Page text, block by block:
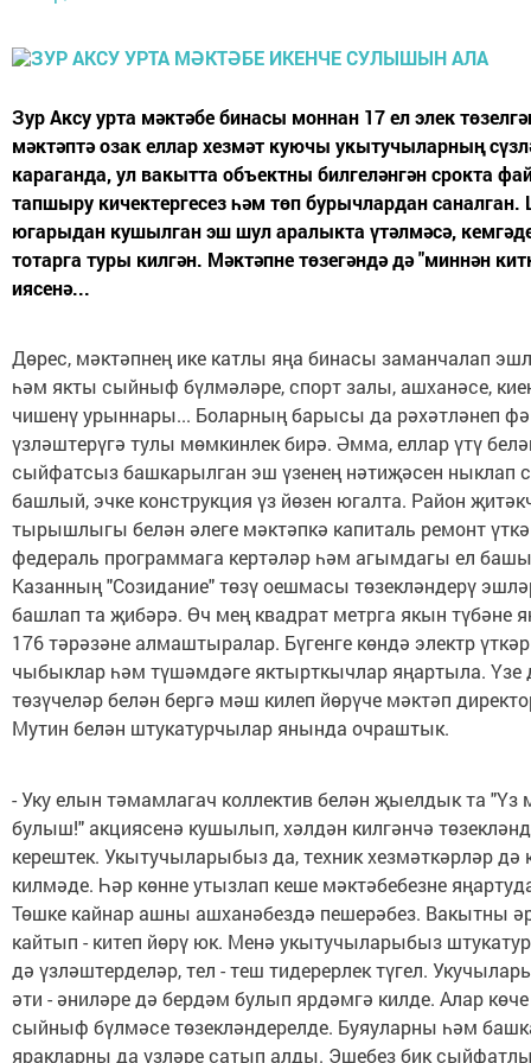
Зур Аксу урта мәктәбе бинасы моннан 17 ел элек
мәктәптә озак еллар хезмәт куючы укытучыларның
караганда, ул вакытта объектны билгеләнгән срокта
тапшыру кичектергесез һәм төп бурычлардан саналган.
югарыдан кушылган эш шул аралыкта үтәлмәсә,
тотарга туры килгән. Мәктәпне төзегәндә дә "миннән
иясенә...
Дөрес, мәктәпнең ике катлы яңа бинасы заманчалап
һәм якты сыйныф бүлмәләре, спорт залы, ашханәсе,
чишенү урыннары... Боларның барысы да рәхәтләнеп
үзләштерүгә тулы мөмкинлек бирә. Әмма, еллар үтү
сыйфатсыз башкарылган эш үзенең нәтиҗәсен ныклап
башлый, эчке конструкция үз йөзен югалта. Район
тырышлыгы белән әлеге мәктәпкә капиталь ремонт
федераль программага кертәләр һәм агымдагы ел
Казанның "Созидание" төзү оешмасы төзекләндерү
башлап та җибәрә. Өч мең квадрат метрга якын түбәне
176 тәрәзәне алмаштыралар. Бүгенге көндә электр
чыбыклар һәм түшәмдәге яктырткычлар яңартыла. Үзе
төзүчеләр белән бергә мәш килеп йөрүче мәктәп
Мутин белән штукатурчылар янында очраштык.
- Уку елын тәмамлагач коллектив белән җыелдык та "Үз
булыш!" акциясенә кушылып, хәлдән килгәнчә
керештек. Укытучыларыбыз да, техник хезмәткәрләр
килмәде. Һәр көнне утызлап кеше мәктәбебезне
Төшке кайнар ашны ашханәбездә пешерәбез. Вакытны
кайтып - китеп йөрү юк. Менә укытучыларыбыз
дә үзләштерделәр, тел - теш тидерерлек түгел.
әти - әниләре дә бердәм булып ярдәмгә килде. Алар
сыйныф бүлмәсе төзекләндерелде. Буяуларны һәм
яракларны да үзләре сатып алды. Эшебез бик